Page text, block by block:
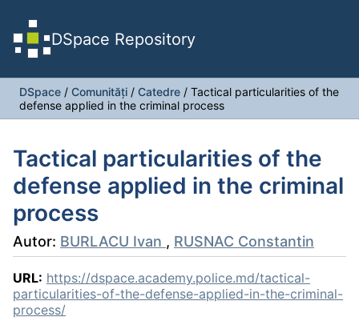
DSpace Repository
DSpace / Comunități / Catedre / Tactical particularities of the
defense applied in the criminal process
Tactical particularities of the
defense applied in the criminal
process
Autor: BURLACU Ivan , RUSNAC Constantin
URL: https://dspace.academy.police.md/tactical-
particularities-of-the-defense-applied-in-the-criminal-
process/